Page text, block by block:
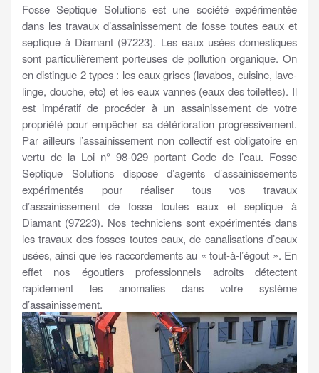
Fosse Septique Solutions est une société expérimentée
dans les travaux d’assainissement de fosse toutes eaux et
septique à Diamant (97223). Les eaux usées domestiques
sont particulièrement porteuses de pollution organique. On
en distingue 2 types : les eaux grises (lavabos, cuisine, lave-
linge, douche, etc) et les eaux vannes (eaux des toilettes). Il
est impératif de procéder à un assainissement de votre
propriété pour empêcher sa détérioration progressivement.
Par ailleurs l’assainissement non collectif est obligatoire en
vertu de la Loi n° 98-029 portant Code de l’eau. Fosse
Septique Solutions dispose d’agents d’assainissements
expérimentés pour réaliser tous vos travaux
d’assainissement de fosse toutes eaux et septique à
Diamant (97223). Nos techniciens sont expérimentés dans
les travaux des fosses toutes eaux, de canalisations d’eaux
usées, ainsi que les raccordements au « tout-à-l’égout ». En
effet nos égoutiers professionnels adroits détectent
rapidement les anomalies dans votre système
d’assainissement.